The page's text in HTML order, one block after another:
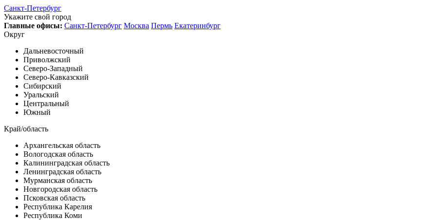
Санкт-Петербург
Укажите свой город
Главные офисы: Санкт-Петербург Москва Пермь Екатеринбург
Округ
Дальневосточный
Приволжский
Северо-Западный
Северо-Кавказский
Сибирский
Уральский
Центральный
Южный
Край/область
Архангельская область
Вологодская область
Калининградская область
Ленинградская область
Мурманская область
Новгородская область
Псковская область
Республика Карелия
Республика Коми